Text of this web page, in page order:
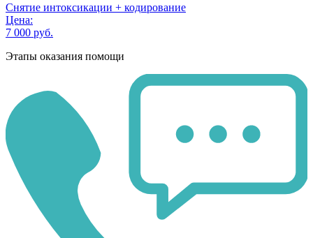
Снятие интоксикации + кодирование
Цена:
7 000 руб.
Этапы оказания помощи